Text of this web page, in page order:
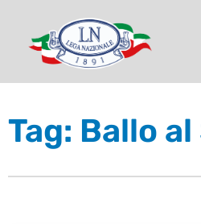
Tag: Ballo al